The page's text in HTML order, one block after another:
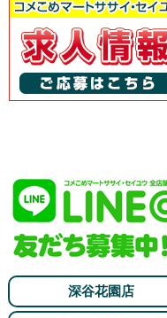
深谷花園店